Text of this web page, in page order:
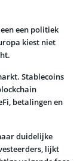
een politiek
kiest niet
Stablecoins
betalingen en
duidelijke
lijkt